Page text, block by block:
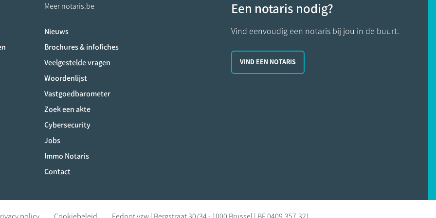
Meer notaris.be
Nieuws
Brochures & infofiches
Veelgestelde vragen
Woordenlijst
Vastgoedbarometer
Zoek een akte
Cybersecurity
Jobs
Immo Notaris
Contact
Een notaris nodig?
Vind eenvoudig een notaris bij jou in de buurt.
VIND EEN NOTARIS